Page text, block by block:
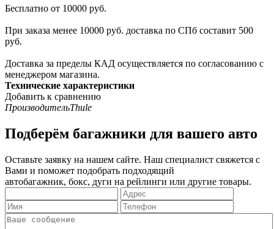
Бесплатно от 10000 руб.
При заказа менее 10000 руб. доставка по СПб составит 500
руб.
Доставка за пределы КАД осуществляется по согласованию с
менеджером магазина.
Технические характеристики
Добавить к сравнению
ПроизводительThule
Подберём багажники для вашего авто
Оставьте заявку на нашем сайте. Наш специалист свяжется с
Вами и поможет подобрать подходящий
автобагажник, бокс, дуги на рейлинги или другие товары.